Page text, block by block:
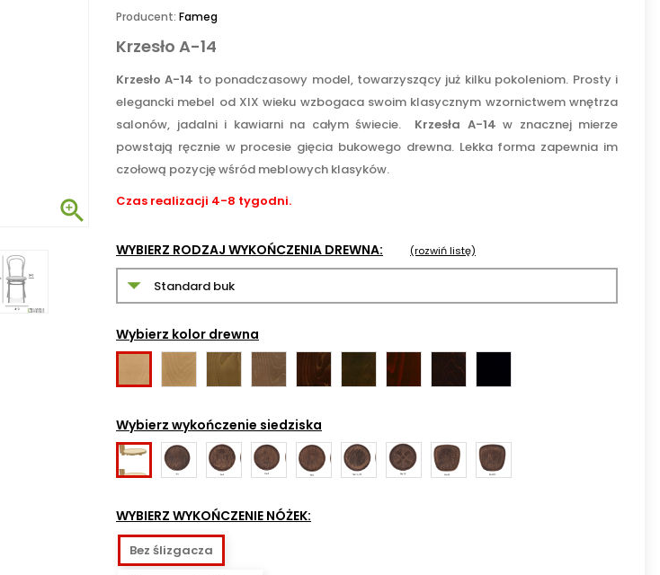

Producent: Fameg
Krzesło A-14
Krzesło A-14 to ponadczasowy model, towarzyszący już kilku pokoleniom. Prosty i
elegancki mebel od XIX wieku wzbogaca swoim klasycznym wzornictwem wnętrza
salonów, jadalni i kawiarni na całym świecie.
Krzesła A-14 w znacznej mierze
powstają ręcznie w procesie gięcia bukowego drewna. Lekka forma zapewnia im
czołową pozycję wśród meblowych klasyków.
Czas realizacji 4-8 tygodni.
WYBIERZ RODZAJ WYKOŃCZENIA DREWNA: (rozwiń listę)
Wybierz kolor drewna
naturalny
02
Rustykalny
06
Orzech
mleczny
Orzech
04
ciemny
Koniak
05
Wenge
09
bejca
Wybierz wykończenie siedziska
Bez
reliefu
siedzisko)
Relief
RJS
Relief
No1
Relief
No5
Relief
No7
Relief
No12_1/2
Relief
No29
Relief
No23
Relief
No224
WYBIERZ WYKOŃCZENIE NÓŻEK:
Bez ślizgacza